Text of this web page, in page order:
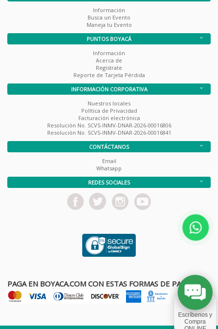
Información
Busca un Evento
Maneja tu Evento
PUNTOS BOYACÁ
Información
Acerca de
Registrate
Reporte de Tarjeta Pérdida
INFORMACIÓN CORPORATIVA
Nuestros locales
Política de Privacidad
Facturación electrónica
Resolución No. SCVS-INMV-DNAR-2026-00016806
Resolución No. SCVS-INMV-DNAR-2026-00016841
CONTÁCTANOS
Email
Whatsapp
REDES SOCIALES
PAGA EN BOYACA.COM CON ESTAS FORMAS DE PAGO